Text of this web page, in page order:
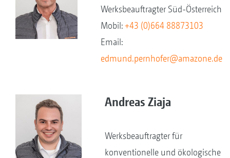
Werksbeauftragter Süd-Österreich
Mobil:+43 (0)664 88873103
Email:
edmund.pernhofer@amazone.de
Andreas Ziaja
Werksbeauftragter für
konventionelle und ökologische